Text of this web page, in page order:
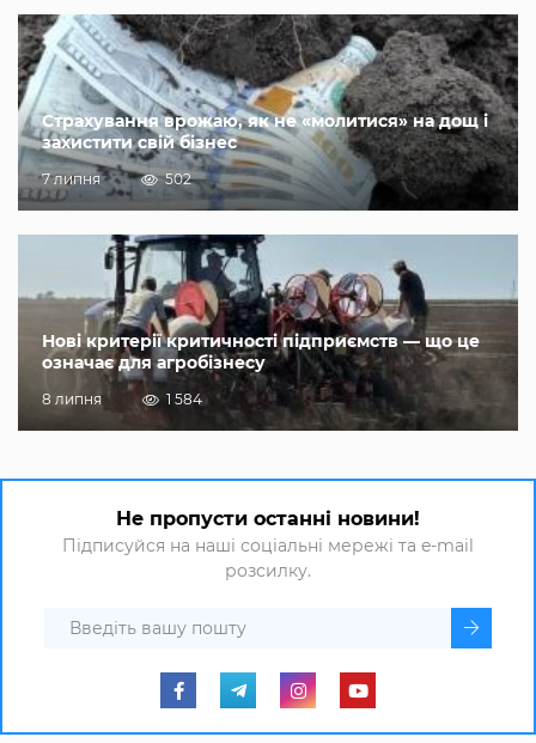
Страхування врожаю, як не «молитися» на дощ і
захистити свій бізнес
7 липня 502
Нові критерії критичності підприємств — що це
означає для агробізнесу
8 липня 1 584
Не пропусти останні новини!
Підписуйся на наші соціальні мережі та e-mail
розсилку.